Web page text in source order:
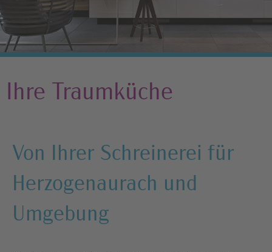
Ihre Traumküche
Von Ihrer Schreinerei für
Herzogenaurach und
Umgebung